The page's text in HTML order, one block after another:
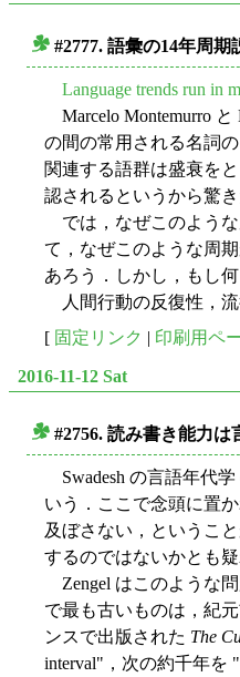
#2777. 語彙の14年周期
Language trends run in
Marcelo Montemurro と
の間の常用される名詞
関連する語群は盛衰を
認されるというから驚き
では，なぜこのような
て，なぜこのような周
あろう．しかし，もし
人間行動の反復性，流
[ 固定リンク | 印刷用ペ
2016-11-12 Sat
#2756. 読み書き能力
Swadesh の言語年代学
いう．ここで念頭に置
及ぼさない，というこ
するのではないかとも疑
Zengel はこのような
で最も古いものは，紀
ンスで出版された The
interval"，次の約千年を